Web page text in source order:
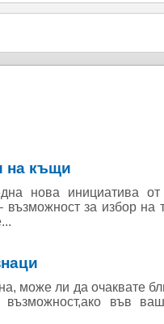
на къщи
нова инициатива от
за избор на
може ли да очаквате
възможност,ако във